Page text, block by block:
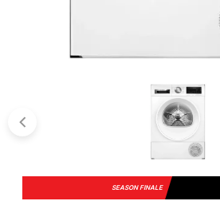
SEASON FINALE